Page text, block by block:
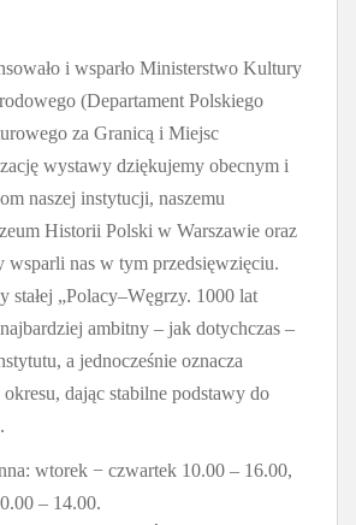
i wsparło Ministerstwo Kultury
(Departament Polskiego
za Granicą i Miejsc
wystawy dziękujemy obecnym i
naszej instytucji, naszemu
Historii Polski w Warszawie oraz
wsparli nas w tym przedsięwzięciu.
stałej „Polacy–Węgrzy. 1000 lat
ambitny – jak dotychczas –
a jednocześnie oznacza
dając stabilne podstawy do
wtorek − czwartek 10.00 – 16.00,
– 14.00.